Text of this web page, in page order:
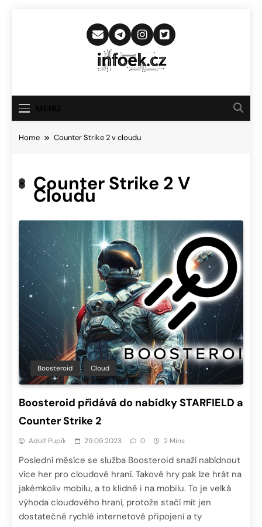
Infoek.cz
Novinkám
Home Counter Strike 2 v cloudu
Counter Strike 2 V
Cloudu
Boosteroid Cloud
Boosteroid přidává do nabídky STARFIELD a
Counter Strike 2
Adolf Pupík 29.09.2023 0 2 Mins
Poslední měsíce se služba Boosteroid snaží nabídnout
více her pro cloudové hraní. Takové hry pak lze hrát na
jakémkoliv mobilu, a to klidně i na mobilu. To je velká
výhoda cloudového hraní, protože stačí mít jen
dostatečně rychlé internetové připojení a ty